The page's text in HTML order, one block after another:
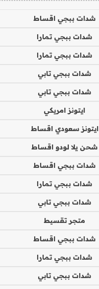
شدات ببجي اقساط
شدات ببجي تمارا
شدات ببجي تمارا
شدات ببجي تابي
شدات ببجي تابي
ايتونز امريكي
ايتونز سعودي اقساط
شحن يلا لودو اقساط
شدات ببجي اقساط
شدات ببجي تمارا
شدات ببجي تابي
متجر تقسيط
شدات ببجي اقساط
شدات ببجي تمارا
شدات ببجي تابي